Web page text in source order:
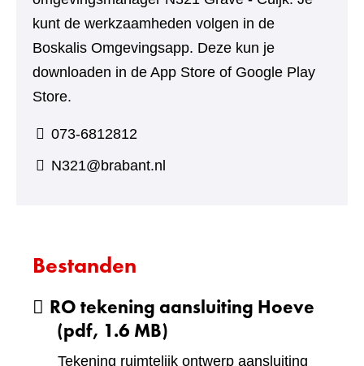
kunt de werkzaamheden volgen in de
Boskalis Omgevingsapp. Deze kun je
downloaden in de App Store of Google Play
Store.
073-6812812
N321@brabant.nl
Bestanden
RO tekening aansluiting Hoeve
(pdf, 1.6 MB)
Tekening ruimtelijk ontwerp aansluiting